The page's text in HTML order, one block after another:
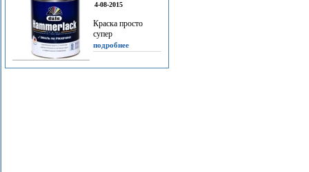
4-08-2015
Краска просто
супер
подробнее